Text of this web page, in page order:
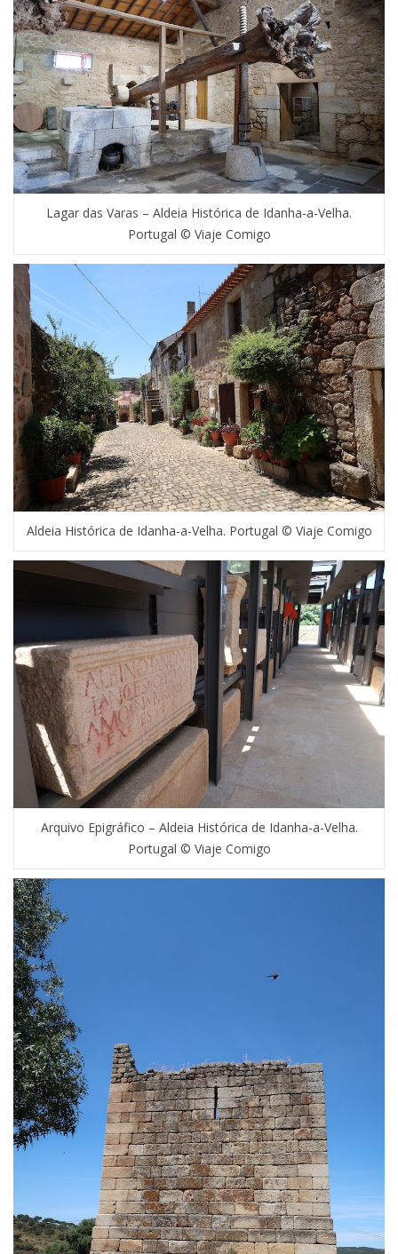
Lagar das Varas – Aldeia Histórica de Idanha-a-Velha.
Portugal © Viaje Comigo
Aldeia Histórica de Idanha-a-Velha. Portugal © Viaje Comigo
Arquivo Epigráfico – Aldeia Histórica de Idanha-a-Velha.
Portugal © Viaje Comigo